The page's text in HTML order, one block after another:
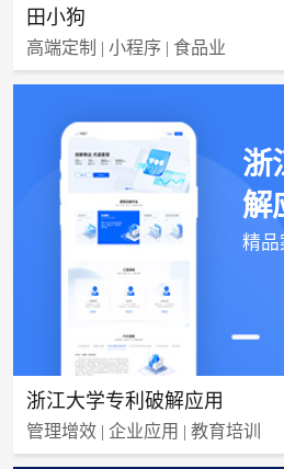
田小狗
高端定制 | 小程序 | 食品业
浙
解
精品
浙江大学专利破解应用
管理增效 | 企业应用 | 教育培训